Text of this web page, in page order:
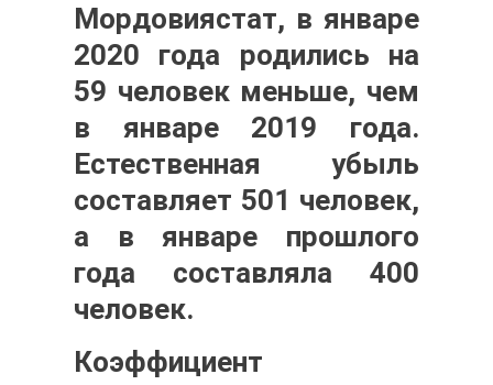
Мордовиястат, в январе
2020 года родились на
59 человек меньше, чем
в январе 2019 года.
Естественная убыль
составляет 501 человек,
а в январе прошлого
года составляла 400
человек.
Коэффициент